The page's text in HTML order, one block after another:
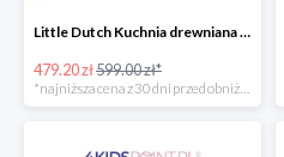
Little Dutch Kuchnia drewniana -20%
479.20 zł599.00 zł*
*najniższa cena z 30 dni przed obniżką